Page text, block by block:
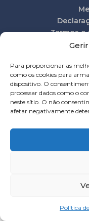
Para proporcionar as
como os cookies para
dispositivo. O
processar dados como o
neste sítio. O não
afetar negativamente
Política
Termos e
A minha